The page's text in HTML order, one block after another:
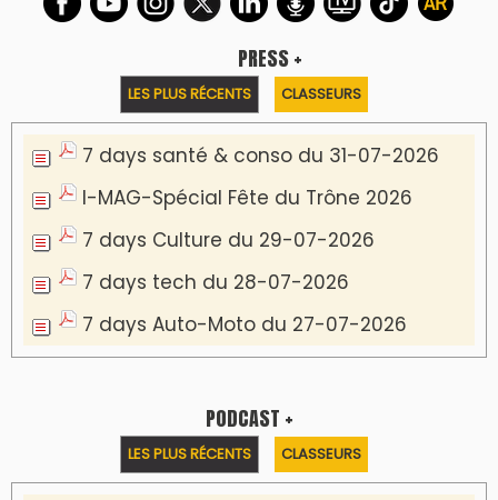
PRESS +
LES PLUS RÉCENTS CLASSEURS
7 days santé & conso du 31-07-2026
I-MAG-Spécial Fête du Trône 2026
7 days Culture du 29-07-2026
7 days tech du 28-07-2026
7 days Auto-Moto du 27-07-2026
PODCAST +
LES PLUS RÉCENTS CLASSEURS